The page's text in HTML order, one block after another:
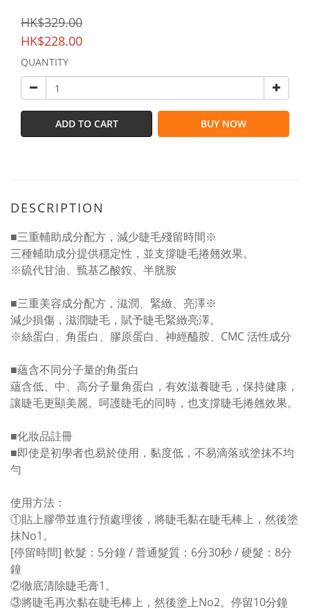
HK$329.00
HK$228.00
QUANTITY
ADD TO CART BUY NOW
DESCRIPTION
■三重輔助成分配方，減少睫毛殘留時間※
三種輔助成分提供穩定性，並支撐睫毛捲翹效果。
※硫代甘油、巰基乙酸銨、半胱胺
■三重美容成分配方，滋潤、緊緻、亮澤※
減少損傷，滋潤睫毛，賦予睫毛緊緻亮澤。
※絲蛋白、角蛋白、膠原蛋白、神經醯胺、CMC 活性成分
■蘊含不同分子量的角蛋白
蘊含低、中、高分子量角蛋白，有效滋養睫毛，保持健康，
讓睫毛更顯美麗。呵護睫毛的同時，也支撐睫毛捲翹效果。
■化妝品註冊
■即使是初學者也易於使用，黏度低，不易滴落或塗抹不均
勻
使用方法：
①貼上膠帶並進行預處理後，將睫毛黏在睫毛棒上，然後塗
抹No1。
[停留時間] 軟髮：5分鐘 / 普通髮質：6分30秒 / 硬髮：8分
鐘
②徹底清除睫毛膏1。
③將睫毛再次黏在睫毛棒上，然後塗上No2。停留10分鐘